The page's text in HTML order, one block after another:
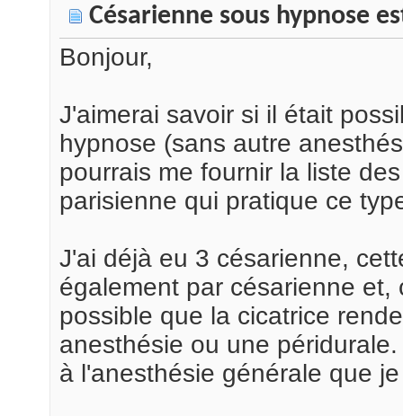
Césarienne sous hypnose
Bonjour,
J'aimerai savoir si il était
hypnose (sans autre
pourrais me fournir la liste
parisienne qui pratique ce
J'ai déjà eu 3 césarienne,
également par césarienne
possible que la cicatrice
anesthésie ou une
à l'anesthésie générale que